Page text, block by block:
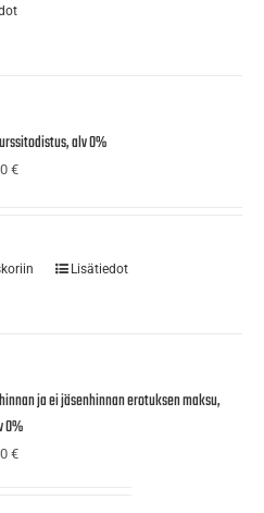
alv 0%
€
Lisätiedot
ja ei jäsenhinnan erotuksen maksu,
0%
€